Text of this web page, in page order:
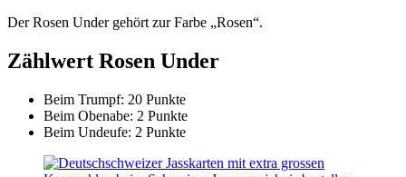
Der Rosen Under gehört zur Farbe „Rosen“.
Zählwert Rosen Under
Beim Trumpf: 20 Punkte
Beim Obenabe: 2 Punkte
Beim Undeufe: 2 Punkte